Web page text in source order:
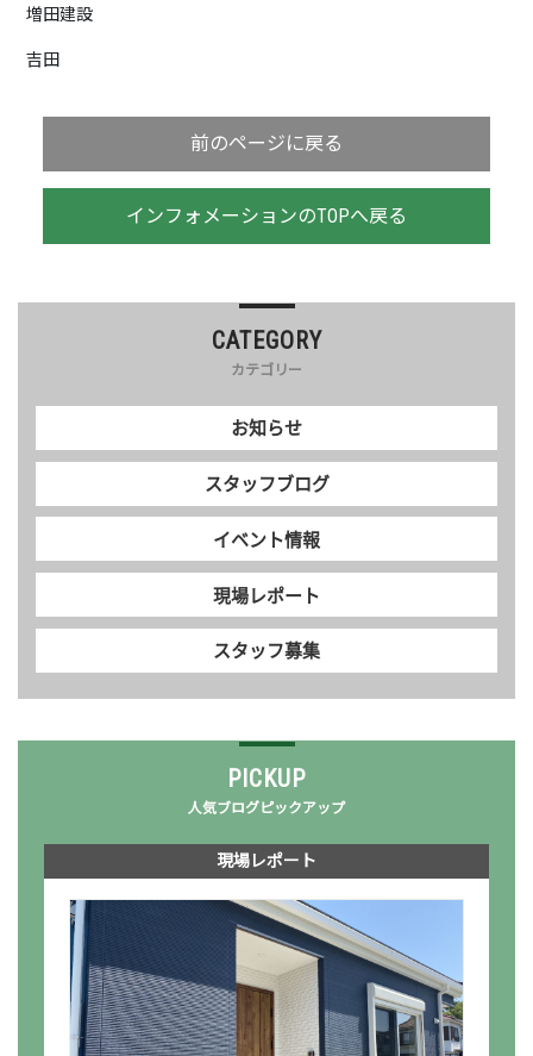
増田建設
吉田
前のページに戻る
インフォメーションのTOPへ戻る
CATEGORY
カテゴリー
お知らせ
スタッフブログ
イベント情報
現場レポート
スタッフ募集
PICKUP
人気ブログピックアップ
現場レポート